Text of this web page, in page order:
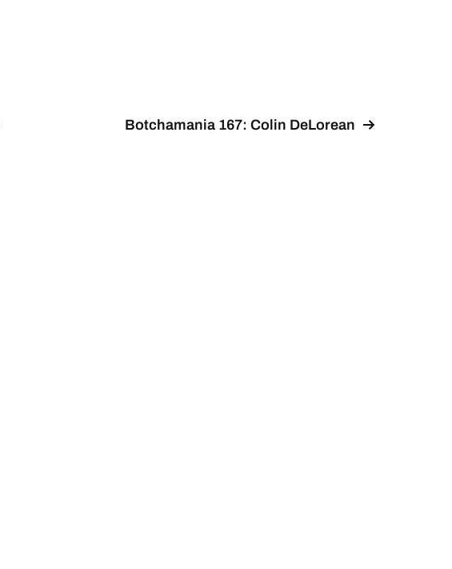
Botchamania 167: Colin DeLorean